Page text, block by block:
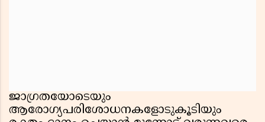
ജാഗ്രതയോടെയും
ആരോഗ്യപരിശോധനകളോടുകൂടിയും